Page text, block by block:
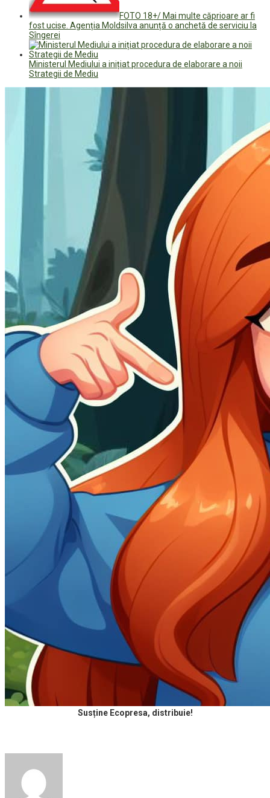
FOTO 18+/ Mai multe căprioare ar fi
fost ucise. Agenția Moldsilva anunță o anchetă de serviciu la
Sîngerei
Ministerul Mediului a inițiat procedura de elaborare a noii
Strategii de Mediu
Susține Ecopresa, distribuie!